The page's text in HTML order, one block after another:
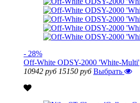
- 28%
Off-White ODSY-2000 'White-Multi'
10942 руб 15150 руб Выбрать